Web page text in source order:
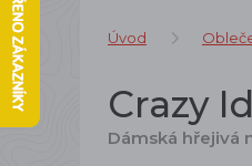
Úvod
Crazy
Dámská hřejivá